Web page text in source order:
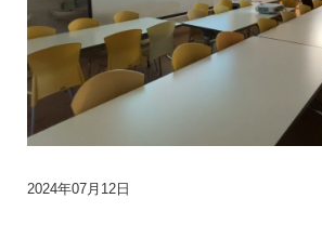
2024年07月12日